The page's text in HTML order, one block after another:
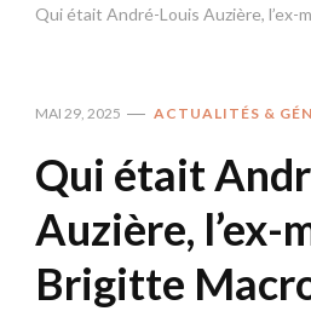
Qui était André-Louis Auzière, l’ex-
MAI 29, 2025 ACTUALITÉS &
Qui était
Auzière, l’ex-
Brigitte